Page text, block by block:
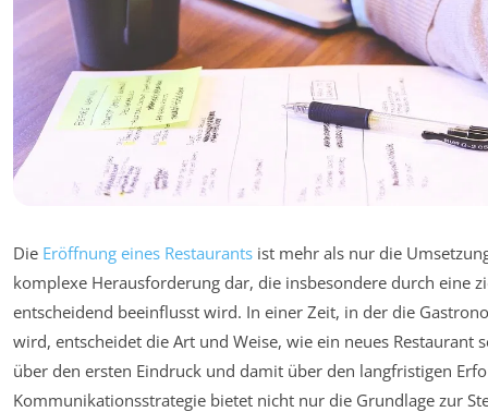
Die Eröffnung eines Restaurants ist mehr als nur die
komplexe Herausforderung dar, die insbesondere durch eine
entscheidend beeinflusst wird. In einer Zeit, in der die
wird, entscheidet die Art und Weise, wie ein neues
über den ersten Eindruck und damit über den langfristigen
Kommunikationsstrategie bietet nicht nur die Grundlage zur